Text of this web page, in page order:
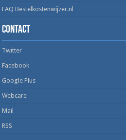
FAQ Bestelkostenwijzer.nl
Contact
Twitter
Facebook
Google Plus
Webcare
Mail
RSS